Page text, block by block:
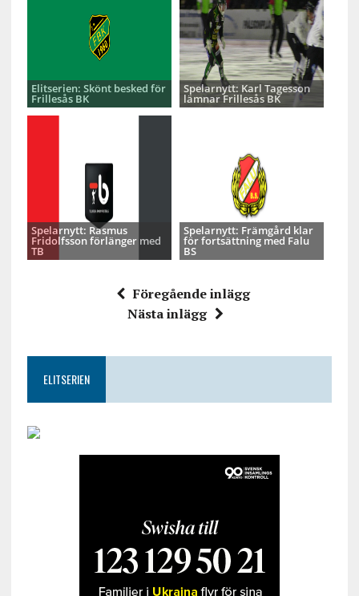
Elitserien: Skönt besked för
Frillesås BK
Spelarnytt: Karl Tagesson
lämnar Frillesås BK
Spelarnytt: Rasmus
Fridolfsson förlänger med
TB
Spelarnytt: Främgård klar
för fortsättning med Falu
BS
Föregående inlägg
Nästa inlägg
ELITSERIEN